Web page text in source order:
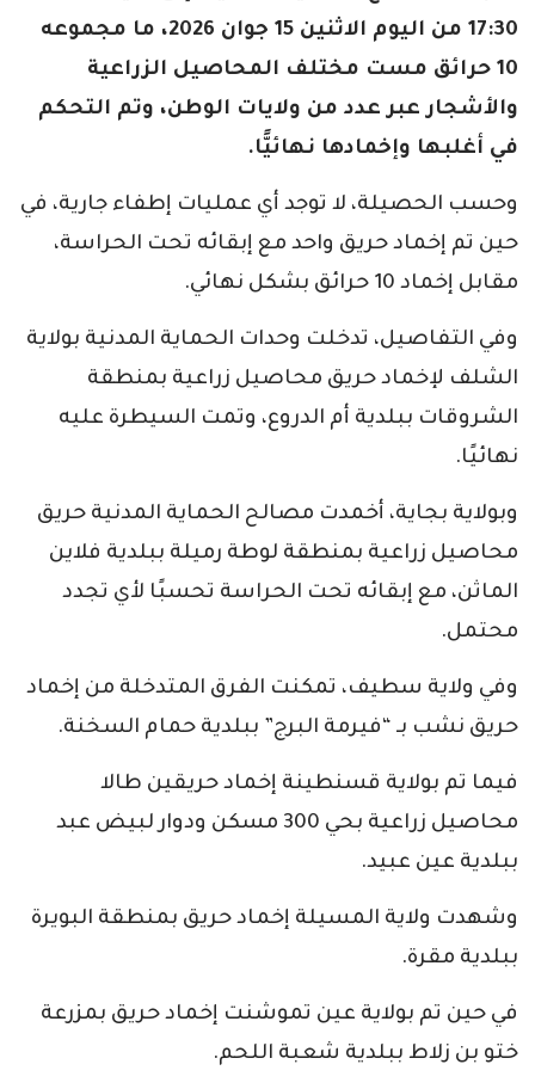
17:30 من اليوم الاثنين 15 جوان 2026، ما مجموعه
10 حرائق مست مختلف المحاصيل الزراعية
والأشجار عبر عدد من ولايات الوطن، وتم التحكم
في أغلبها وإخمادها نهائيًّا.
وحسب الحصيلة، لا توجد أي عمليات إطفاء جارية، في
حين تم إخماد حريق واحد مع إبقائه تحت الحراسة،
مقابل إخماد 10 حرائق بشكل نهائي.
وفي التفاصيل، تدخلت وحدات الحماية المدنية بولاية
الشلف لإخماد حريق محاصيل زراعية بمنطقة
الشروقات ببلدية أم الدروع، وتمت السيطرة عليه
نهائيًا.
وبولاية بجاية، أخمدت مصالح الحماية المدنية حريق
محاصيل زراعية بمنطقة لوطة رميلة ببلدية فلاين
الماثن، مع إبقائه تحت الحراسة تحسبًا لأي تجدد
محتمل.
وفي ولاية سطيف، تمكنت الفرق المتدخلة من إخماد
حريق نشب بـ “فيرمة البرج” ببلدية حمام السخنة.
فيما تم بولاية قسنطينة إخماد حريقين طالا
محاصيل زراعية بحي 300 مسكن ودوار لبيض عبد
ببلدية عين عبيد.
وشهدت ولاية المسيلة إخماد حريق بمنطقة البويرة
ببلدية مقرة.
في حين تم بولاية عين تموشنت إخماد حريق بمزرعة
ختو بن زلاط ببلدية شعبة اللحم.